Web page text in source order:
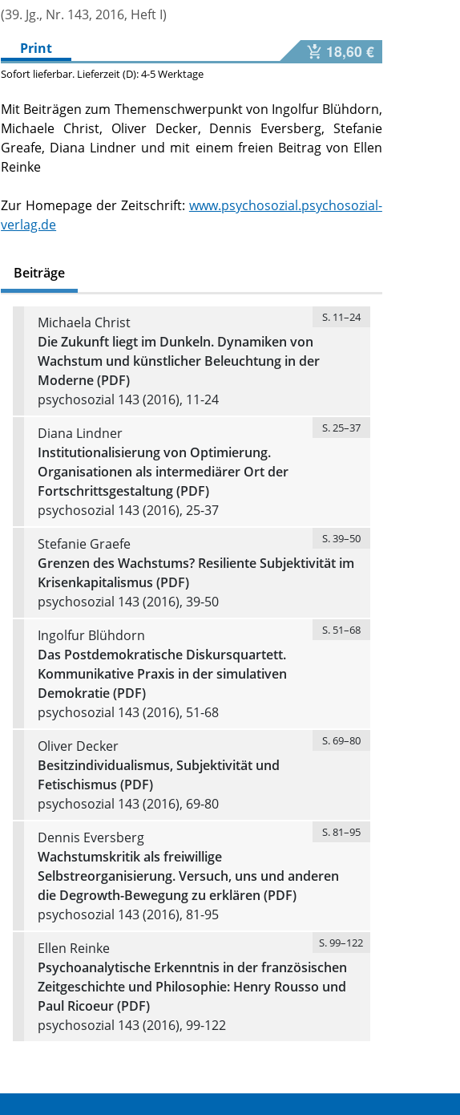
(39. Jg., Nr. 143, 2016, Heft I)
Print
18,60 €
Sofort lieferbar. Lieferzeit (D): 4-5 Werktage
Mit Beiträgen zum Themenschwerpunkt von Ingolfur Blühdorn,
Michaele Christ, Oliver Decker, Dennis Eversberg, Stefanie
Greafe, Diana Lindner und mit einem freien Beitrag von Ellen
Reinke
Zur Homepage der Zeitschrift: www.psychosozial.psychosozial-
verlag.de
Beiträge
Michaela Christ S. 11–24
Die Zukunft liegt im Dunkeln. Dynamiken von
Wachstum und künstlicher Beleuchtung in der
Moderne (PDF)
psychosozial 143 (2016), 11-24
Diana Lindner
S. 25–37
Institutionalisierung von Optimierung.
Organisationen als intermediärer Ort der
Fortschrittsgestaltung (PDF)
psychosozial 143 (2016), 25-37
Stefanie Graefe
S. 39–50
Grenzen des Wachstums? Resiliente Subjektivität im
Krisenkapitalismus (PDF)
psychosozial 143 (2016), 39-50
Ingolfur Blühdorn
S. 51–68
Das Postdemokratische Diskursquartett.
Kommunikative Praxis in der simulativen
Demokratie (PDF)
psychosozial 143 (2016), 51-68
Oliver Decker
S. 69–80
Besitzindividualismus, Subjektivität und
Fetischismus (PDF)
psychosozial 143 (2016), 69-80
Dennis Eversberg
S. 81–95
Wachstumskritik als freiwillige
Selbstreorganisierung. Versuch, uns und anderen
die Degrowth-Bewegung zu erklären (PDF)
psychosozial 143 (2016), 81-95
Ellen Reinke
S. 99–122
Psychoanalytische Erkenntnis in der französischen
Zeitgeschichte und Philosophie: Henry Rousso und
Paul Ricoeur (PDF)
psychosozial 143 (2016), 99-122